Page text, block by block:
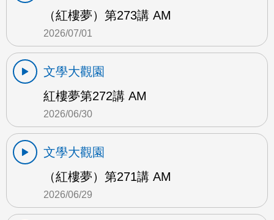
（紅樓夢）第273講 AM
2026/07/01
文學大觀園
紅樓夢第272講 AM
2026/06/30
文學大觀園
（紅樓夢）第271講 AM
2026/06/29